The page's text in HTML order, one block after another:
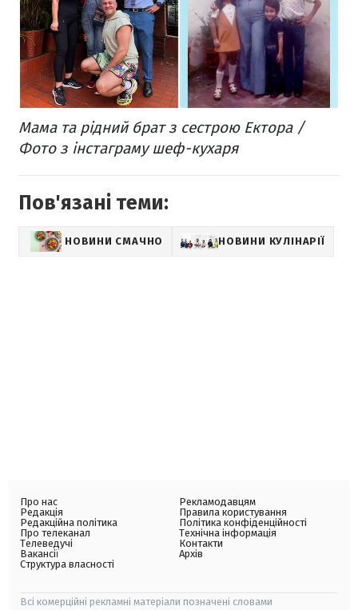
Мама та рідний брат з сестрою Ектора /
Фото з інстаграму шеф-кухаря
Пов'язані теми:
НОВИНИ СМАЧНО НОВИНИ КУЛІНАРІЇ
Про нас
Редакція
Редакційна політика
Про телеканал
Телеведучі
Вакансії
Структура власності
Рекламодавцям
Правила користування
Політика конфіденційності
Технічна інформація
Контакти
Архів
Всі комерційні рекламні матеріали позначені словами